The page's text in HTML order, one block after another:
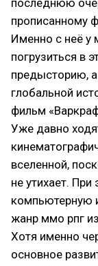
последнюю
прописанному
Именно с неё у
погрузиться в
предысторию,
глобальной
фильм
Уже давно
вселенной,
не утихает. При
компьютерную
жанр ммо рпг
Хотя именно
основное